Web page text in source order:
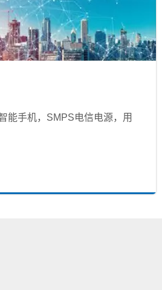
能手机，SMPS电信电源，用